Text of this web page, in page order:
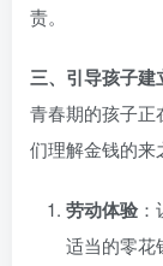
责。
三、引导孩子
青春期的孩子正
们理解金钱的来
劳动体验：
适当的零花